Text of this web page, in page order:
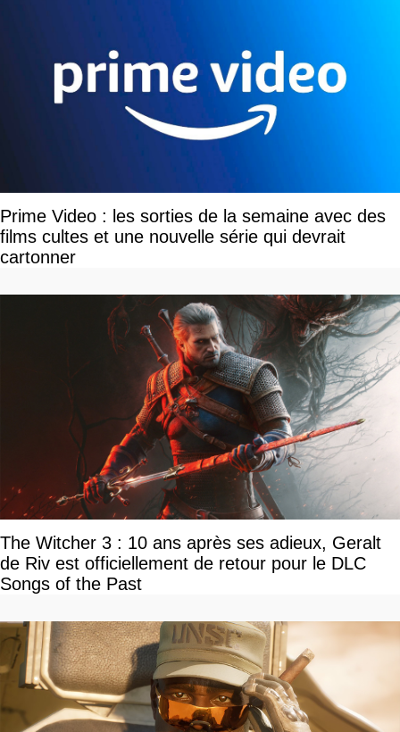
Prime Video : les sorties de la semaine avec des
films cultes et une nouvelle série qui devrait
cartonner
The Witcher 3 : 10 ans après ses adieux, Geralt
de Riv est officiellement de retour pour le DLC
Songs of the Past